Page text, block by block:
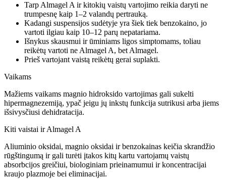
Tarp Almagel A ir kitokių vaistų vartojimo reikia daryti ne
trumpesnę kaip 1–2 valandų pertrauką.
Kadangi suspensijos sudėtyje yra šiek tiek benzokaino, jo
vartoti ilgiau kaip 10–12 parų nepatariama.
Išnykus skausmui ir ūminiams ligos simptomams, toliau
reikėtų vartoti ne Almagel A, bet Almagel.
Prieš vartojant vaistą reikėtų gerai suplakti.
Vaikams
Mažiems vaikams magnio hidroksido vartojimas gali sukelti
hipermagnezemiją, ypač jeigu jų inkstų funkcija sutrikusi arba jiems
išsivysčiusi dehidratacija.
Kiti vaistai ir Almagel A
Aliuminio oksidai, magnio oksidai ir benzokainas keičia skrandžio
rūgštingumą ir gali turėti įtakos kitų kartu vartojamų vaistų
absorbcijos greičiui, biologiniam prieinamumui ir koncentracijai
kraujo plazmoje bei eliminacijai.